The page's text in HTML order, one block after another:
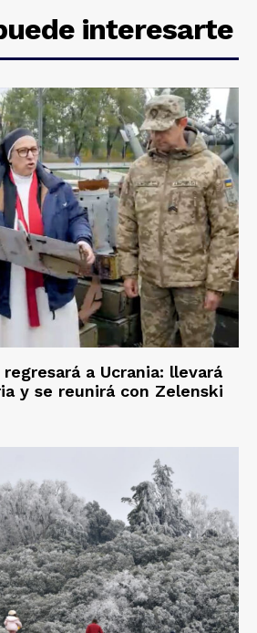
interesarte
a Ucrania: llevará
y se reunirá con Zelenski